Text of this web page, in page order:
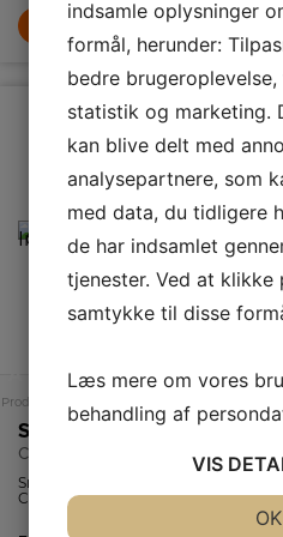
køkkener, hvor
god ventilation er
afgørende for et
madlavningsmiljø.
LÆG I KURV
Produktdatablad
C6IPWHM2
Smeg
C6IPWHM2 er
komfur. Det er en
A
C92IPX2
liters ovn
mindre 35
ovn, begge
indsamle oplysninger
formål, herunder:
bedre
statistik og marketing.
kan blive delt med
analysepartnere, som
med data, du tidligere
de har indsamlet
tjenester. Ved at klikke
samtykke til disse
Læs mere om vores
behandling af
VIS
OK